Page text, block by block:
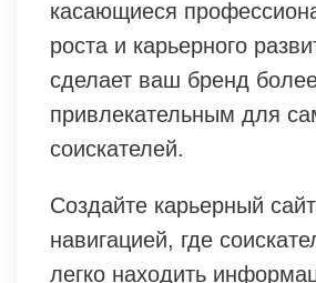
касающиеся
роста и карьерного
сделает ваш бренд
привлекательным для
соискателей.
Создайте карьерный
навигацией, где
легко находить